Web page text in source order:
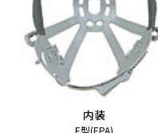
内装
E型(EPA)